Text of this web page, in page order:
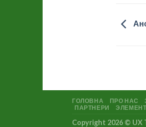
ГОЛОВНА ПРО НАС
ПАРТНЕРИ
Copyright 2026 © UX